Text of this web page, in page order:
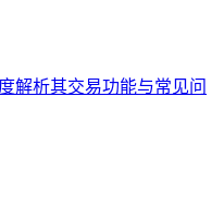
解析其交易功能与常见问